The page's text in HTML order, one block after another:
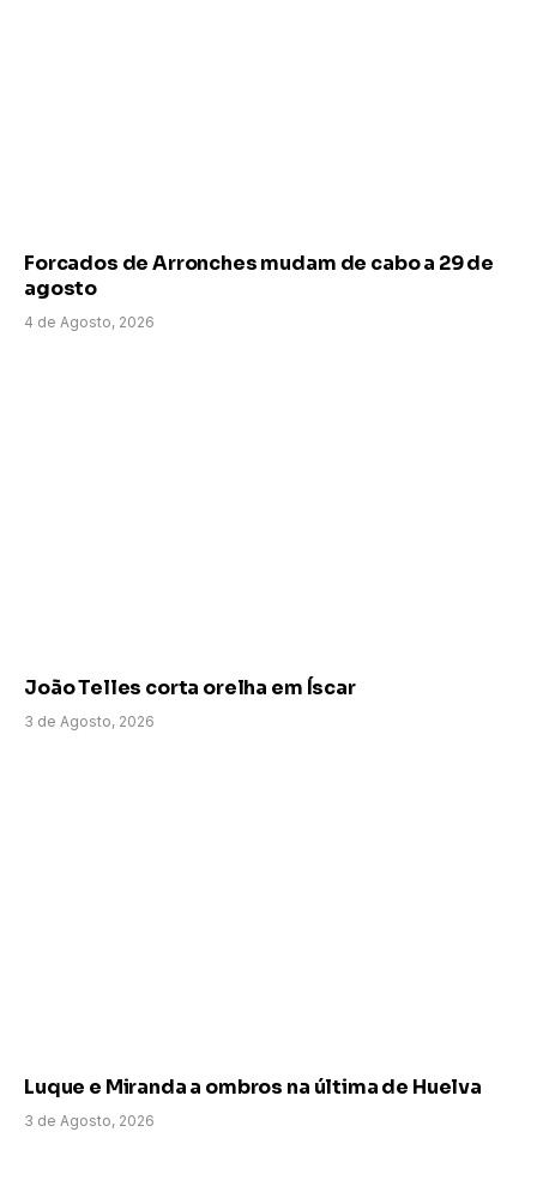
Forcados de Arronches mudam de cabo a 29 de
agosto
4 de Agosto, 2026
João Telles corta orelha em Íscar
3 de Agosto, 2026
Luque e Miranda a ombros na última de Huelva
3 de Agosto, 2026